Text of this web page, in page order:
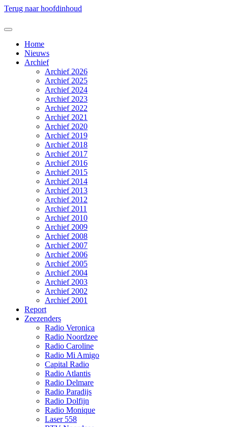
Terug naar hoofdinhoud
Home
Nieuws
Archief
Archief 2026
Archief 2025
Archief 2024
Archief 2023
Archief 2022
Archief 2021
Archief 2020
Archief 2019
Archief 2018
Archief 2017
Archief 2016
Archief 2015
Archief 2014
Archief 2013
Archief 2012
Archief 2011
Archief 2010
Archief 2009
Archief 2008
Archief 2007
Archief 2006
Archief 2005
Archief 2004
Archief 2003
Archief 2002
Archief 2001
Report
Zeezenders
Radio Veronica
Radio Noordzee
Radio Caroline
Radio Mi Amigo
Capital Radio
Radio Atlantis
Radio Delmare
Radio Paradijs
Radio Dolfijn
Radio Monique
Laser 558